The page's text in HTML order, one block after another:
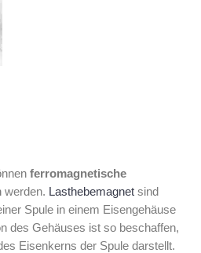
ferromagnetische
werden. Lasthebemagnet sind
Spule in einem Eisengehäuse
des Gehäuses ist so beschaffen,
Eisenkerns der Spule darstellt.